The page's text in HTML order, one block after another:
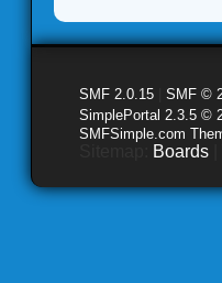
SMF 2.0.15 SMF ©
SimplePortal 2.3.5 ©
SMFSimple.com
Boards